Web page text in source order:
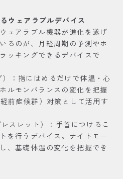
ウェアラブルデバイス
ェアラブル機器が進化を遂げ
るのが、月経周期の予測やホ
ッキングできるデバイスで
：指にはめるだけで体温・心
ルモンバランスの変化を把握
前症候群）対策として活用す
スレット）：手首につけるこ
を行うデバイス。ナイトモー
、基礎体温の変化を把握でき